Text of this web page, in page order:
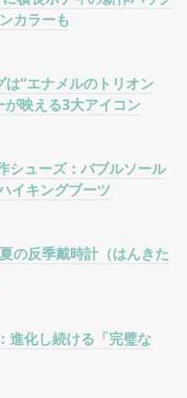
カラーも
“エナメルのトリオン
映える3大アイコン
シューズ：バブルソール
イキングブーツ
の反季戴時計（はんきた
進化し続ける「完璧な